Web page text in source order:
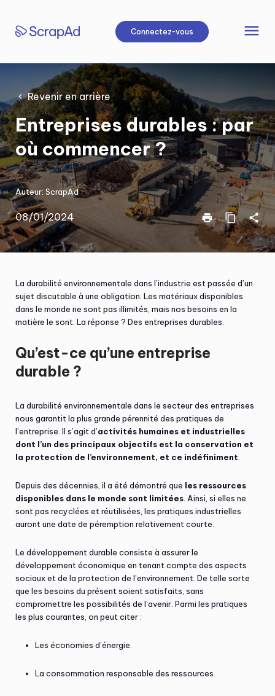
contenu
Connectez-vous menu
Revenir en arrière
Entreprises durables : par
où commencer ?
Auteur: ScrapAd
08/01/2024 print content_copy share
La durabilité environnementale dans l’industrie est passée d’un
sujet discutable à une obligation. Les matériaux disponibles
dans le monde ne sont pas illimités, mais nos besoins en la
matière le sont. La réponse ? Des entreprises durables.
Qu’est-ce qu’une entreprise
durable ?
La durabilité environnementale dans le secteur des entreprises
nous garantit la plus grande pérennité des pratiques de
l’entreprise. Il s’agit d’activités humaines et industrielles
dont l’un des principaux objectifs est la conservation et
la protection de l’environnement, et ce indéfiniment
Depuis des décennies, il a été démontré que les ressources
disponibles dans le monde sont limitées . Ainsi, si elles ne
sont pas recyclées et réutilisées, les pratiques industrielles
auront une date de péremption relativement courte.
Le développement durable consiste à assurer le
développement économique en tenant compte des aspects
sociaux et de la protection de l’environnement. De telle sorte
que les besoins du présent soient satisfaits, sans
compromettre les possibilités de l’avenir. Parmi les pratiques
les plus courantes, on peut citer :
Les économies d’énergie.
La consommation responsable des ressources.